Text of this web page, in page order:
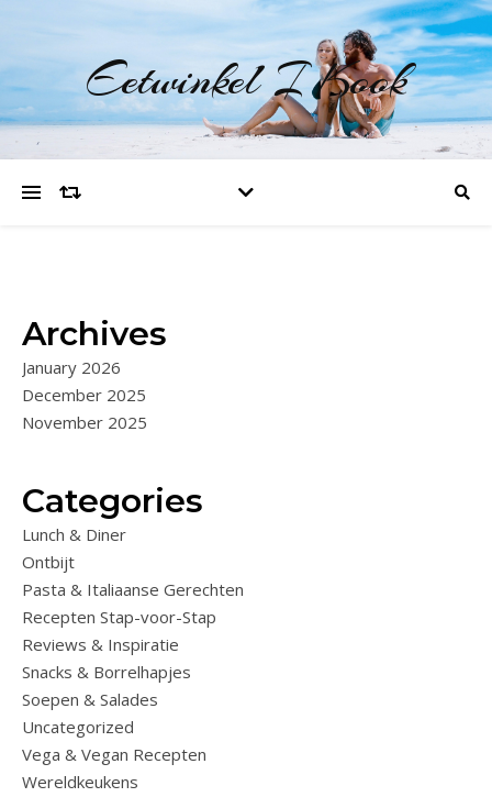
Eetwinkel I Kook
Archives
January 2026
December 2025
November 2025
Categories
Lunch & Diner
Ontbijt
Pasta & Italiaanse Gerechten
Recepten Stap-voor-Stap
Reviews & Inspiratie
Snacks & Borrelhapjes
Soepen & Salades
Uncategorized
Vega & Vegan Recepten
Wereldkeukens